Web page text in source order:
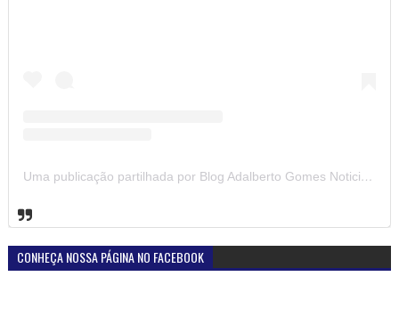
Uma publicação partilhada por Blog Adalberto Gomes Noticias (@blogadalbertogomesnoticiass)
CONHEÇA NOSSA PÁGINA NO FACEBOOK